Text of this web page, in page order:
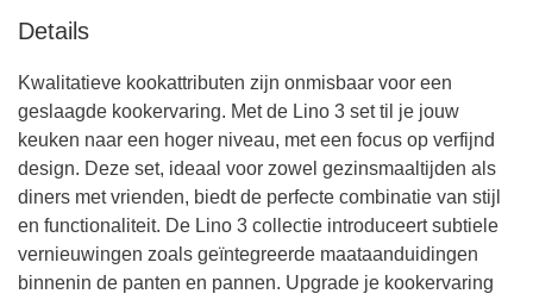
Details
Kwalitatieve kookattributen zijn onmisbaar voor een
geslaagde kookervaring. Met de Lino 3 set til je jouw
keuken naar een hoger niveau, met een focus op verfijnd
design. Deze set, ideaal voor zowel gezinsmaaltijden als
diners met vrienden, biedt de perfecte combinatie van stijl
en functionaliteit. De Lino 3 collectie introduceert subtiele
vernieuwingen zoals geïntegreerde maataanduidingen
binnenin de panten en pannen. Upgrade je kookervaring